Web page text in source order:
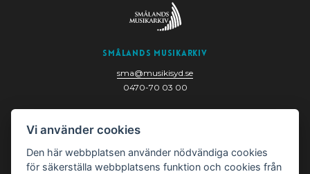
Smålands Musikarkiv
sma@musikisyd.se
0470-70 03 00
352 33 Växjö
Vi använder cookies
Den här webbplatsen använder nödvändiga cookies
för säkerställa webbplatsens funktion och cookies från